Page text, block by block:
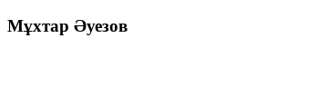
Мұхтар Әуезов